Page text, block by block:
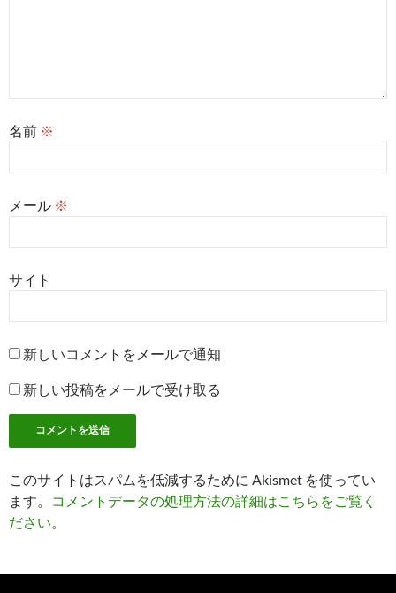
名前 ※
メール ※
サイト
新しいコメントをメールで通知
新しい投稿をメールで受け取る
このサイトはスパムを低減するために Akismet を使ってい
ます。
コメントデータの処理方法の詳細はこちらをご覧く
ださい。